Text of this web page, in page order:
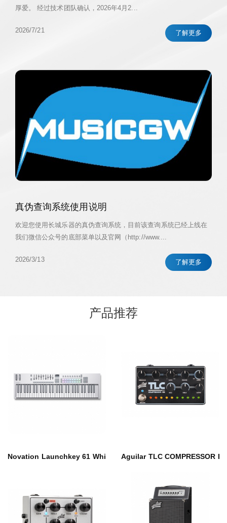
厚爱。 经过技术团队确认，2026年4月2...
2026/7/21 了解更多
真伪查询系统使用说明
欢迎您使用长城乐器的真伪查询系统，目前该查询系统已经上线在
我们微信公众号的底部菜单以及官网（http://www....
2026/3/13 了解更多
产品推荐
Novation Launchkey 61 White Aguilar TLC COMPRESSOR